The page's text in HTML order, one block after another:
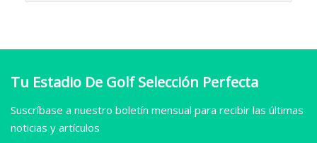
Tu Estadio De Golf Selección Perfecta
Suscríbase a nuestro boletín mensual para recibir las últimas
noticias y artículos